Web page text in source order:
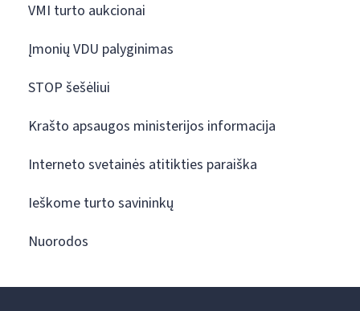
VMI turto aukcionai
Įmonių VDU palyginimas
STOP šešėliui
Krašto apsaugos ministerijos informacija
Interneto svetainės atitikties paraiška
Ieškome turto savininkų
Nuorodos